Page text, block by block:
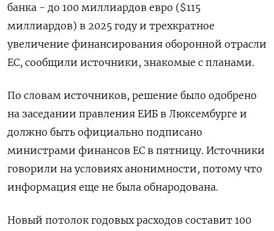
банка - до 100 миллиардов евро ($115
миллиардов) в 2025 году и трехкратное
увеличение финансирования оборонной отрасли
ЕС, сообщили источники, знакомые с планами.
По словам источников, решение было одобрено
на заседании правления ЕИБ в Люксембурге и
должно быть официально подписано
министрами финансов ЕС в пятницу. Источники
говорили на условиях анонимности, потому что
информация еще не была обнародована.
Новый потолок годовых расходов составит 100